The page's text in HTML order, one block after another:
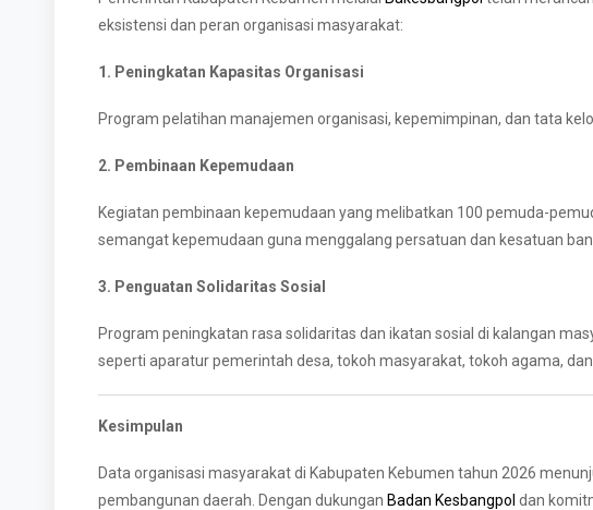
eksistensi dan peran organisasi masyarakat:
1. Peningkatan Kapasitas Organisasi
Program pelatihan manajemen organisasi, kepemimpinan, dan tata
2. Pembinaan Kepemudaan
Kegiatan pembinaan kepemudaan yang melibatkan 100 pemuda-
semangat kepemudaan guna menggalang persatuan dan kesatuan
3. Penguatan Solidaritas Sosial
Program peningkatan rasa solidaritas dan ikatan sosial di kalangan
seperti aparatur pemerintah desa, tokoh masyarakat, tokoh agama,
Kesimpulan
Data organisasi masyarakat di Kabupaten Kebumen tahun 2026
pembangunan daerah. Dengan dukungan Badan Kesbangpol dan